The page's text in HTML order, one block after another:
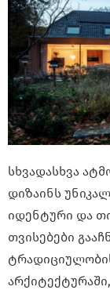
სხვადასხვა
დიზაინს
იდენტური და
თვისებები